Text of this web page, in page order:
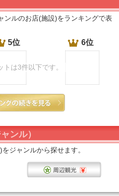
ンルのお店(施設)をランキングで表
5位 6位
は3件以下です。
ンル）
ジャンルから探せます。